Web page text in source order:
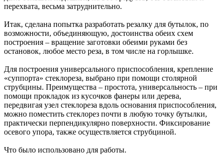
перехвата, весьма затруднительно.
Итак, сделана попытка разработать резалку для бутылок, по
возможности, объединяющую, достоинства обеих схем
построения – вращение заготовки обеими руками без
остановок, любое место реза, в том числе на горлышке.
Для построения универсального приспособления, крепление
«суппорта» стеклореза, выбрано при помощи столярной
струбцины. Преимущества – простота, универсальность – при
помощи прокладок из кусочков фанеры или дерева,
передвигая узел стеклореза вдоль основания приспособления,
можно поместить стеклорез почти в любую точку бутылки,
практически перпендикулярно поверхности. Фиксирование
осевого упора, также осуществляется струбциной.
Что было использовано для работы.